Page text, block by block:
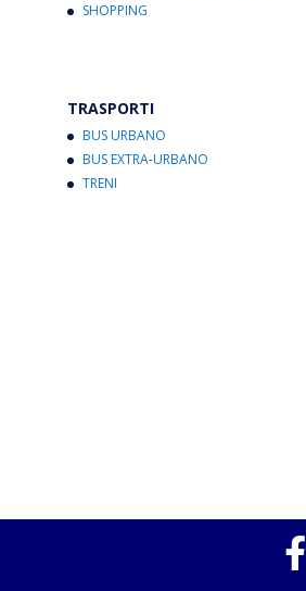
SHOPPING
TRASPORTI
BUS URBANO
BUS EXTRA-URBANO
TRENI